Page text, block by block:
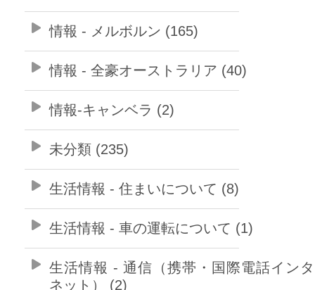
情報 - メルボルン (165)
情報 - 全豪オーストラリア (40)
情報-キャンベラ (2)
未分類 (235)
生活情報 - 住まいについて (8)
生活情報 - 車の運転について (1)
生活情報 - 通信（携帯・国際電話イン
ネット） (2)